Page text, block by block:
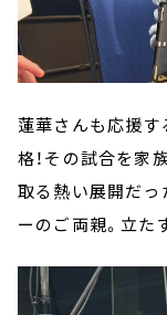
蓮華さんも応援す
格！その試合を家
取る熱い展開だっ
ーのご両親。立た